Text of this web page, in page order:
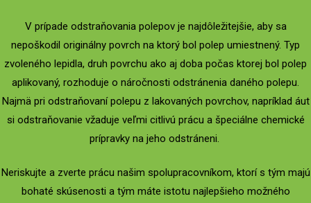
V prípade odstraňovania polepov je najdôležitejšie, aby sa
nepoškodil originálny povrch na ktorý bol polep umiestnený. Typ
zvoleného lepidla, druh povrchu ako aj doba počas ktorej bol polep
aplikovaný, rozhoduje o náročnosti odstránenia daného polepu.
Najmä pri odstraňovaní polepu z lakovaných povrchov, napríklad áut
si odstraňovanie vžaduje veľmi citlivú prácu a špeciálne chemické
prípravky na jeho odstráneni.
Neriskujte a zverte prácu našim spolupracovníkom, ktorí s tým majú
bohaté skúsenosti a tým máte istotu najlepšieho možného